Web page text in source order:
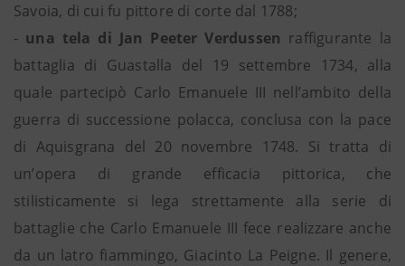
Savoia, di cui fu pittore di corte dal 1788;
- una tela di Jan Peeter Verdussen raffigurante la
battaglia di Guastalla del 19 settembre 1734, alla
quale partecipò Carlo Emanuele III nell’ambito della
guerra di successione polacca, conclusa con la pace
di Aquisgrana del 20 novembre 1748. Si tratta di
un’opera di grande efficacia pittorica, che
stilisticamente si lega strettamente alla serie di
battaglie che Carlo Emanuele III fece realizzare anche
da un latro fiammingo, Giacinto La Peigne. Il genere,